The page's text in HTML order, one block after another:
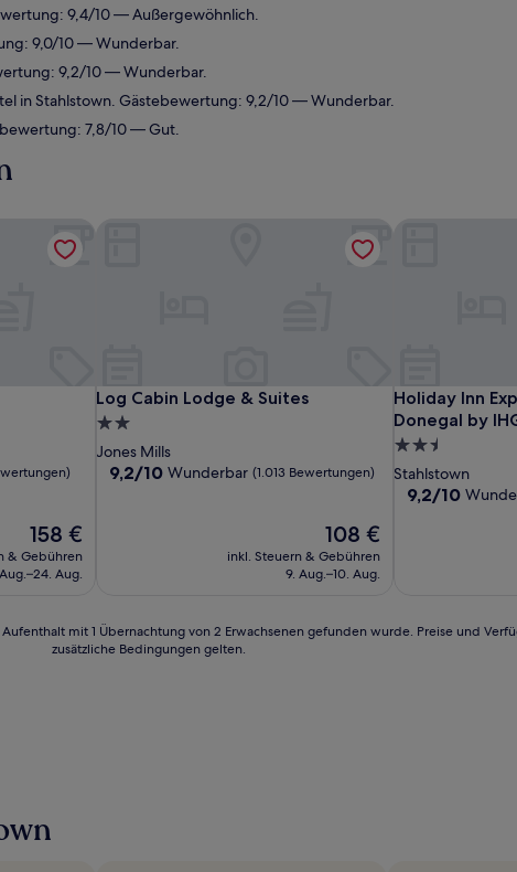
9,4/10 — Außergewöhnlich.
9,0/10 — Wunderbar.
9,2/10 — Wunderbar.
in Stahlstown. Gästebewertung: 9,2/10 — Wunderbar.
7,8/10 — Gut.
Der
Preis
beträgt
158 €
& Gebühren
Aug.
Log Cabin Lodge & Suites
Log Cabin Lodge & Suites
2.0-
Sterne-
Unterkunft
Jones Mills
9.2
9,2/10 Wunderbar (1.013 Bewertungen)
Der
Preis
beträgt
108 €
inkl. Steuern & Gebühren
9. Aug.–10. Aug.
Holiday Inn
Donegal by
Holiday Inn
2.5-
Sterne-
Unterkunft
Stahlstown
9.2
9,2/10
Holiday Inn
mit 1 Übernachtung von 2 Erwachsenen gefunden wurde. Preise und
zusätzliche Bedingungen gelten.